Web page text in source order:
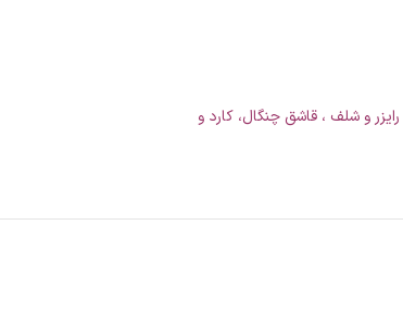
رایزر و شلف ، قاشق چنگال، کارد و